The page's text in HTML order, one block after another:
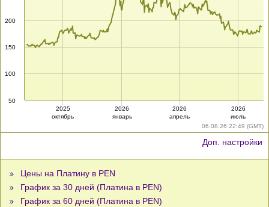
06.08.26 22:49 (GMT)
50
100
150
200
2025
октябрь
2026
январь
2026
апрель
2026
июль
Доп. настройки
Цены на Платину в PEN
График за 30 дней (Платина в PEN)
График за 60 дней (Платина в PEN)